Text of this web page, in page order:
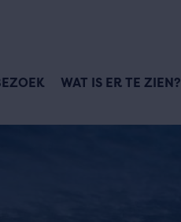
WAT IS ER TE ZIEN?